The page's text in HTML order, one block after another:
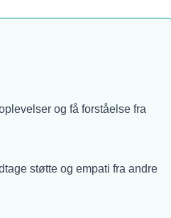
og få forståelse fra
støtte og empati fra andre